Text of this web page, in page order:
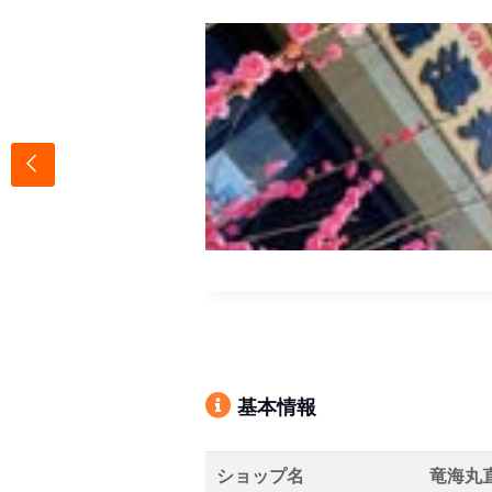
基本情報
ショップ名
竜海丸